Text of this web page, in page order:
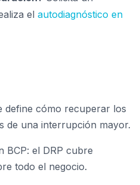
el autodiagnóstico en
define cómo recuperar los
de una interrupción mayor.
BCP: el DRP cubre
todo el negocio.